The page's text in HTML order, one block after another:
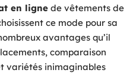
en ligne de vêtements de
ce mode pour sa
avantages qu’il
comparaison
variétés inimaginables